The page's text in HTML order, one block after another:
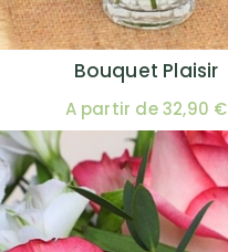
Bouquet Plaisir
A partir de 32,90 €